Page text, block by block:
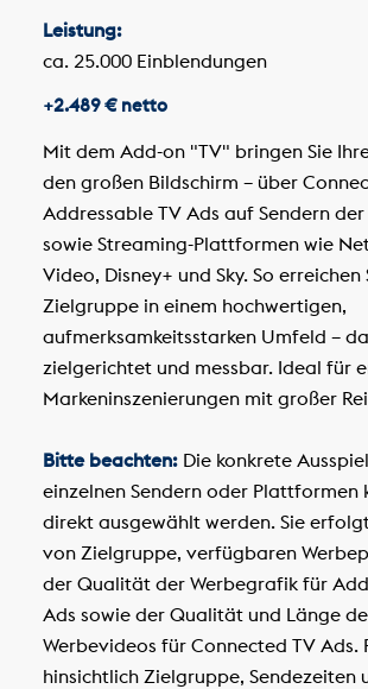
Leistung:
ca. 25.000 Einblendungen
+2.489 € netto
Mit dem Add-on "TV" bringen Sie
den großen Bildschirm – über
Addressable TV Ads auf Sendern der
sowie Streaming-Plattformen wie
Video, Disney+ und Sky. So erreichen
Zielgruppe in einem hochwertigen,
aufmerksamkeitsstarken Umfeld –
zielgerichtet und messbar. Ideal für
Markeninszenierungen mit großer
Bitte beachten:Die konkrete
einzelnen Sendern oder Plattformen
direkt ausgewählt werden. Sie
von Zielgruppe, verfügbaren
der Qualität der Werbegrafik für
Ads sowie der Qualität und Länge
Werbevideos für Connected TV Ads.
hinsichtlich Zielgruppe, Sendezeiten